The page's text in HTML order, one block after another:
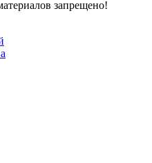
запрещено!